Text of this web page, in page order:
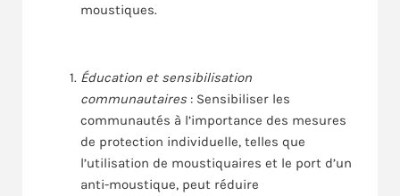
moustiques.
Éducation et sensibilisation
communautaires : Sensibiliser les
communautés à l’importance des mesures
de protection individuelle, telles que
l’utilisation de moustiquaires et le port d’un
anti-moustique, peut réduire